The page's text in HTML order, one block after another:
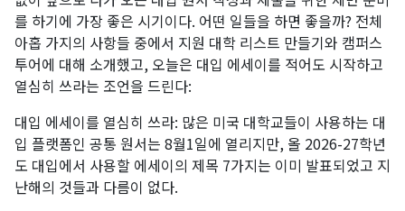
를 하기에 가장 좋은 시기이다. 어떤 일들을 하면 좋을까? 전체
아홉 가지의 사항들 중에서 지원 대학 리스트 만들기와 캠퍼스
투어에 대해 소개했고, 오늘은 대입 에세이를 적어도 시작하고
열심히 쓰라는 조언을 드린다:
대입 에세이를 열심히 쓰라: 많은 미국 대학교들이 사용하는 대
입 플랫폼인 공통 원서는 8월1일에 열리지만, 올 2026-27학년
도 대입에서 사용할 에세이의 제목 7가지는 이미 발표되었고 지
난해의 것들과 다름이 없다.